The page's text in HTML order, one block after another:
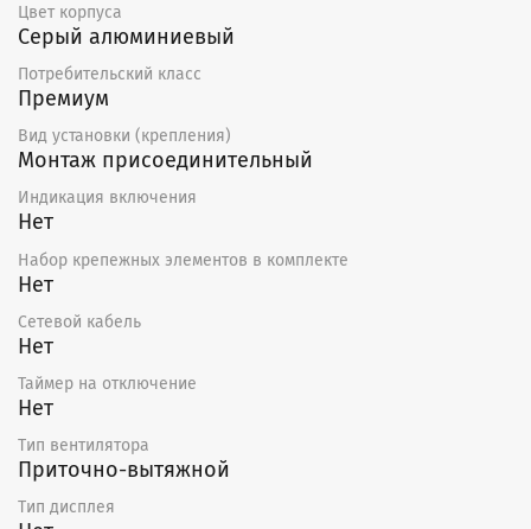
Цвет корпуса
Серый алюминиевый
Потребительский класс
Премиум
Вид установки (крепления)
Монтаж присоединительный
Индикация включения
Нет
Набор крепежных элементов в комплекте
Нет
Сетевой кабель
Нет
Таймер на отключение
Нет
Тип вентилятора
Приточно-вытяжной
Тип дисплея